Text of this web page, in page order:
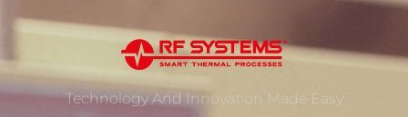
Technology And Innovation Made Easy